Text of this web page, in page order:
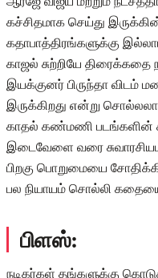
கச்சிதமாக செய்து
கதாபாத்திரங்களுக்கு
காஜல் சுற்றியே திரைக்கதை
இயக்குனர் பிருந்தா விடம்
இருக்கிறது என்று
காதல் கண்மணி படங்களின்
இடைவேளை வரை
பிறகு பொறுமையை
பல நியாயம் சொல்லி கதையை
பிளஸ்:
நடிகர்கள் தங்களுக்கு